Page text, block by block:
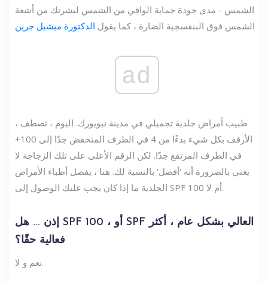
الشمس - مدى جودة حماية الواقي من الشمس لبشرتك من أشعة
الشمس فوق البنفسجية الضارة ، كما يقول الدكتورة ميشيل جرين
ad
، طبيب أمراض جلدية تجميلي في مدينة نيويورك. اليوم ، تصطف
الأرفف بكل شيء بدءًا من 4 في الطرف المنخفض جدًا إلى 100+
في الطرف المرتفع جدًا. لكن الرقم الأعلى على تلك الزجاجة لا
يعني بالضرورة أنه 'أفضل' بالنسبة لك. هنا ، يفصل أطباء الأمراض
الجلدية ما إذا كان يجب عليك الوصول إلى SPF 100 أم لا.
إذن ... هل SPF 100 ، أو SPF العالي بشكل عام ، أكثر
فعالية حقًا؟
نعم و لا.